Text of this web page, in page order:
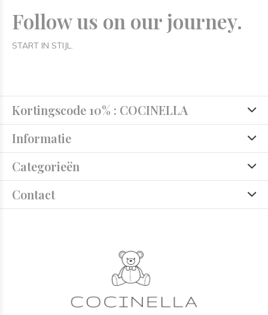
Follow us on our journey.
START IN STIJL.
Kortingscode 10% : COCINELLA
Informatie
Categorieën
Contact